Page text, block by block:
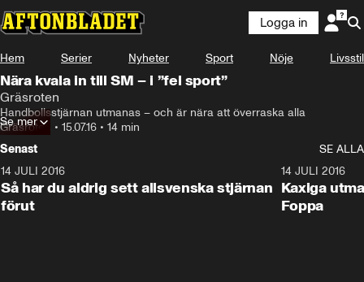
Logga in
Hem Serier Nyheter Sport Nöje Livsstil
Nära kvala in till SM – i ”fel sport”
Gräsroten
Handbollsstjärnan utmanas – och är nära att överraska alla
Gräsroten • 15.07.16 • 14 min
Se mer
Senast
SE ALLA
14 JULI 2016
Så har du aldrig sett allsvenska stjärnan
förut
14 JULI 2016
Kaxiga
Foppa